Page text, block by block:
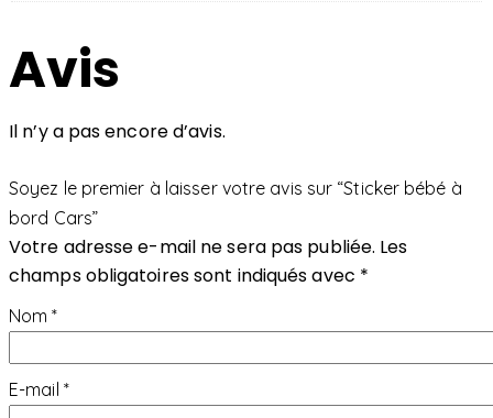
Avis
Il n’y a pas encore d’avis.
Soyez le premier à laisser votre avis sur “Sticker bébé à
bord Cars”
Votre adresse e-mail ne sera pas publiée. Les
champs obligatoires sont indiqués avec *
Nom*
E-mail *